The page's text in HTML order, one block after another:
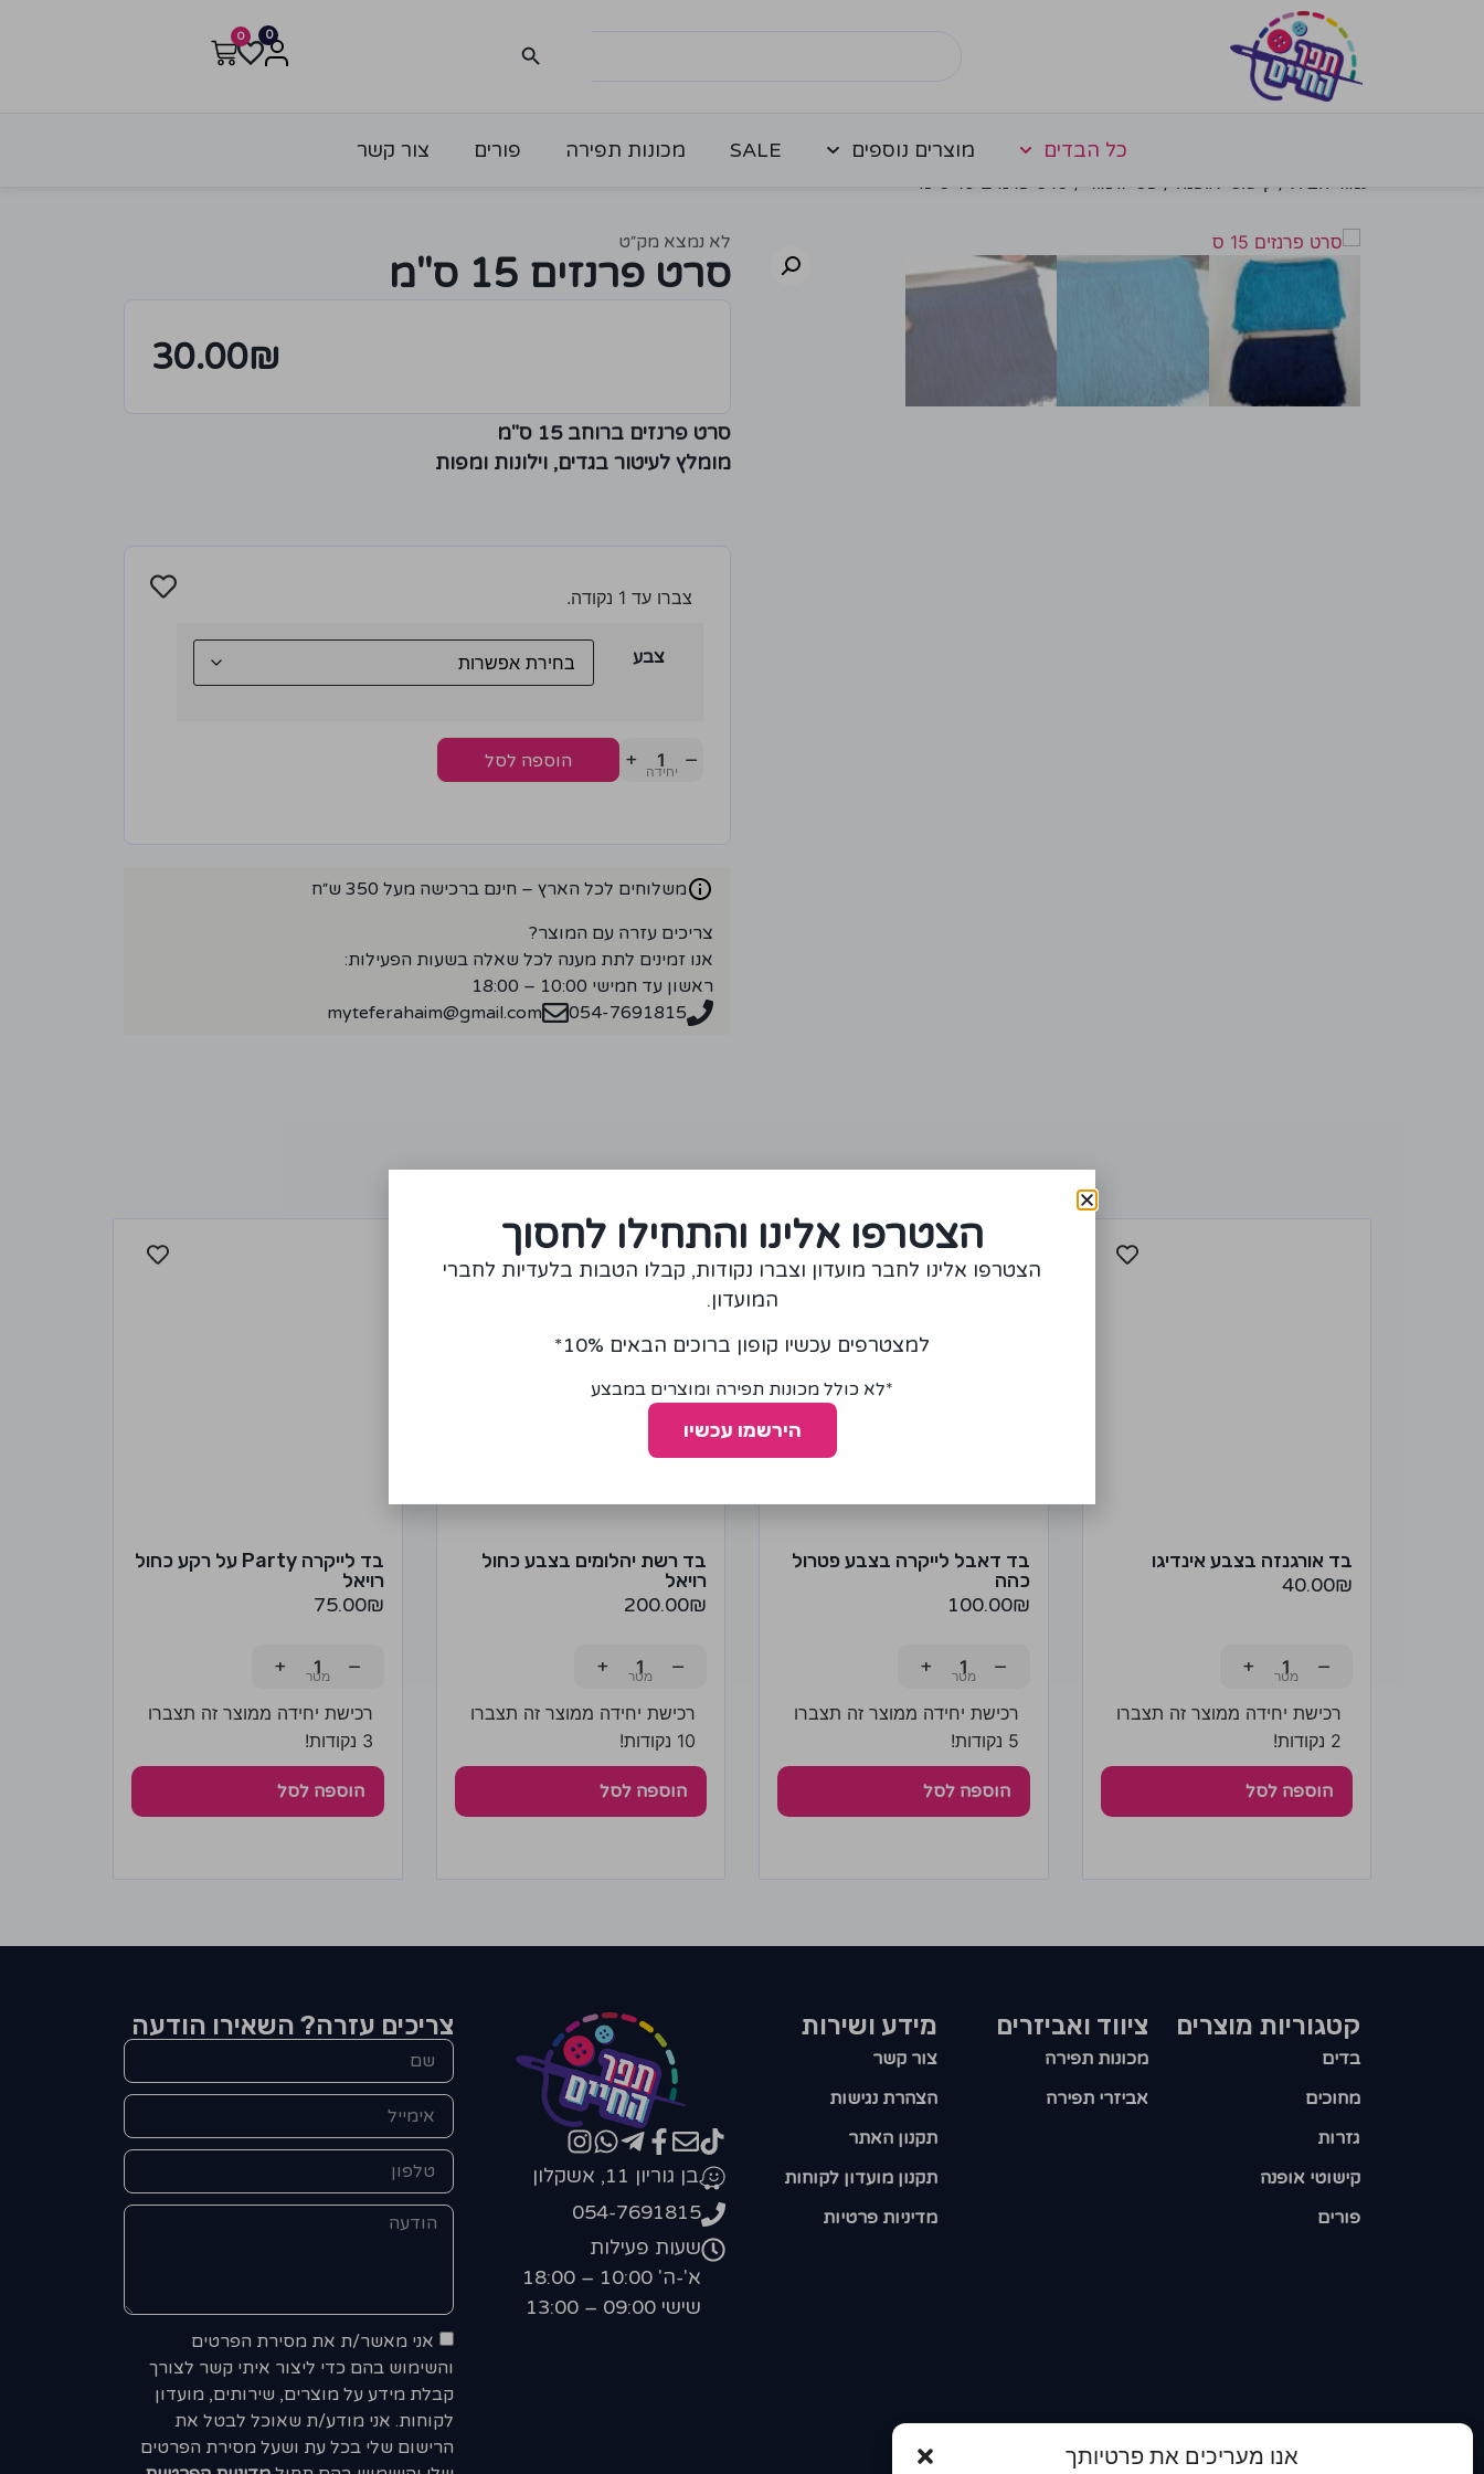
אנו מעריכים את פרטיותך
0
0
כל הבדים מוצרים נוספים SALE מכונות תפירה פורים צור קשר
לא נמצא מק״ט
סרט פרנזים 15 ס"מ
30.00₪
סרט פרנזים ברוחב 15 ס"מ
מומלץ לעיטור בגדים, וילונות ומפות
צברו עד 1 נקודה.
צבע
−
+ הוספה לסל
משלוחים לכל הארץ – חינם ברכישה מעל 350 ש״ח
צריכים עזרה עם המוצר?
אנו זמינים לתת מענה לכל שאלה בשעות הפעילות:
ראשון עד חמישי 10:00 – 18:00
054-7691815
myteferahaim@gmail.com
בד אורגנזה בצבע אינדיגו
40.00₪
−
+
רכישת יחידה ממוצר זה תצברו
2 נקודות!
הוספה לסל
בד דאבל לייקרה בצבע פטרול
כהה
100.00₪
−
+
רכישת יחידה ממוצר זה תצברו
5 נקודות!
הוספה לסל
בד רשת יהלומים בצבע כחול
רויאל
200.00₪
−
+
רכישת יחידה ממוצר זה תצברו
10 נקודות!
הוספה לסל
בד לייקרה Party על רקע כחול
רויאל
75.00₪
−
+
רכישת יחידה ממוצר זה תצברו
3 נקודות!
הוספה לסל
קטגוריות מוצרים​
בדים
מחוכים
גזרות
קישוטי אופנה
פורים
ציווד ואביזרים
מכונות תפירה
אביזרי תפירה
מידע ושירות
צור קשר
הצהרת נגישות
תקנון האתר
תקנון מועדון לקוחות
מדיניות פרטיות
בן גוריון 11, אשקלון
054-7691815
שעות פעילות
א'-ה' 10:00 – 18:00
שישי 09:00 – 13:00
צריכים עזרה? השאירו הודעה
אני מאשר/ת את מסירת הפרטים
והשימוש בהם כדי ליצור איתי קשר לצורך
קבלת מידע על מוצרים, שירותים, מועדון
לקוחות. אני מודע/ת שאוכל לבטל את
הרישום שלי בכל עת ושעל מסירת הפרטים
הצטרפו אלינו והתחילו לחסוך
הצטרפו אלינו לחבר מועדון וצברו נקודות, קבלו הטבות בלעדיות לחברי
המועדון.
למצטרפים עכשיו קופון ברוכים הבאים 10%*
*לא כולל מכונות תפירה ומוצרים במבצע
הירשמו עכשיו